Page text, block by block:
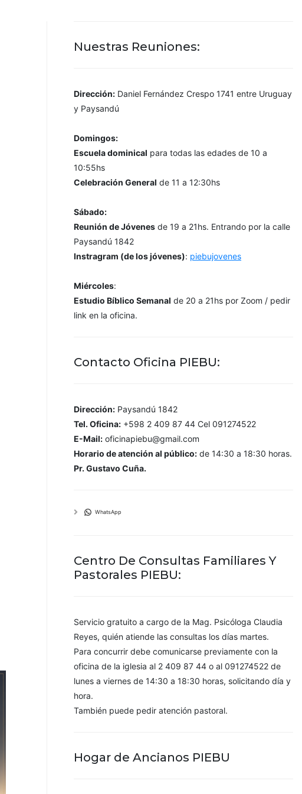
Nuestras Reuniones:
Dirección: Daniel Fernández Crespo 1741 entre Uruguay
y Paysandú
Domingos:
Escuela dominical para todas las edades de 10 a
10:55hs
Celebración General de 11 a 12:30hs
Sábado:
Reunión de Jóvenes de 19 a 21hs. Entrando por la calle
Paysandú 1842
Instragram (de los jóvenes): piebujovenes
Miércoles:
Estudio Bíblico Semanal de 20 a 21hs por Zoom / pedir
link en la oficina.
Contacto Oficina PIEBU:
Dirección: Paysandú 1842
Tel. Oficina: +598 2 409 87 44 Cel 091274522
E-Mail: oficinapiebu@gmail.com
Horario de atención al público: de 14:30 a 18:30 horas.
Pr. Gustavo Cuña.
WhatsApp
Centro De Consultas Familiares Y
Pastorales PIEBU:
Servicio gratuito a cargo de la Mag. Psicóloga Claudia
Reyes, quién atiende las consultas los días martes.
Para concurrir debe comunicarse previamente con la
oficina de la iglesia al 2 409 87 44 o al 091274522 de
lunes a viernes de 14:30 a 18:30 horas, solicitando día y
hora.
También puede pedir atención pastoral.
Hogar de Ancianos PIEBU